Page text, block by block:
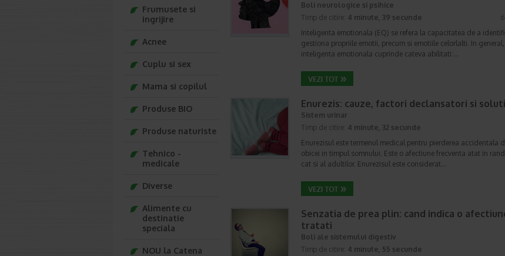
Boli neurologice si psihice
Timp de citire: 4 minute, 39 secunde
Inteligenta emotionala (EQ) se refera la capacitatea de a
gestiona propriile emotii, precum si emotiile celorlalti. In
inteligenta emotionala cuprinde cateva abilitati:…
Enurezis: cauze, factori declansatori si
Sistem urinar
Timp de citire: 4 minute, 32 secunde
Enurezisul este termenul medical pentru pierderea accidentala
obicei in timpul somnului. Este o afectiune frecventa atat in
cat si al adultilor. Enurezisul este considerat…
Senzatia de prea plin: cand indica o
tratati
Boli ale sistemului digestiv
Timp de citire: 4 minute, 55 secunde
Frumusete si
ingrijire
Acnee
Cuplu si sex
Mama si copilul
Produse BIO
Produse naturiste
Tehnico -
medicale
Diverse
Alimente cu
destinatie
speciala
NOU la Catena